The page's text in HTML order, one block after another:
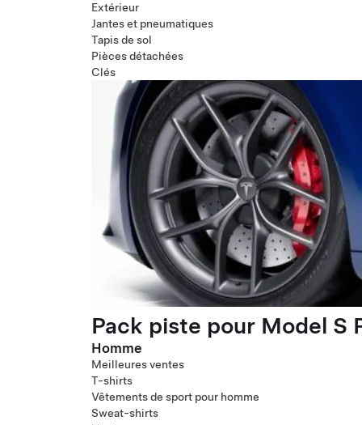
Extérieur
Jantes et pneumatiques
Tapis de sol
Pièces détachées
Clés
Pack piste pour Model S
Homme
Meilleures ventes
T-shirts
Vêtements de sport pour homme
Sweat-shirts